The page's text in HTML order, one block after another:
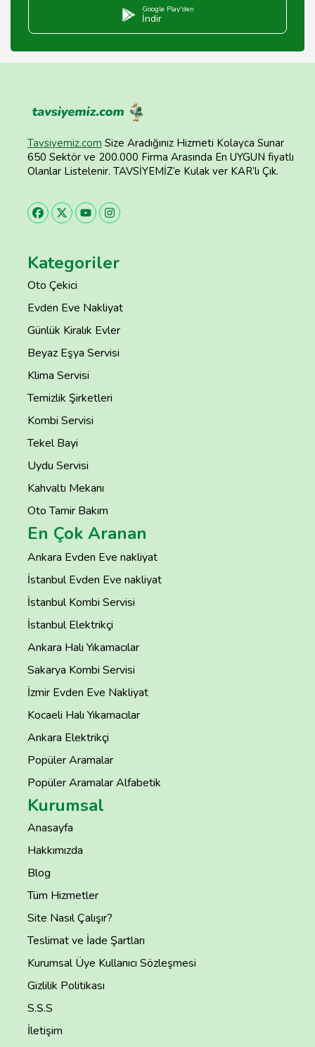
Google Play'den
İndir
Tavsiyemiz.com Size Aradığınız Hizmeti Kolayca Sunar
650 Sektör ve 200.000 Firma Arasında En UYGUN fiyatlı
Olanlar Listelenir. TAVSİYEMİZ’e Kulak ver KAR’lı Çık.
Kategoriler
Oto Çekici
Evden Eve Nakliyat
Günlük Kiralık Evler
Beyaz Eşya Servisi
Klima Servisi
Temizlik Şirketleri
Kombi Servisi
Tekel Bayi
Uydu Servisi
Kahvaltı Mekanı
Oto Tamir Bakım
En Çok Aranan
Ankara Evden Eve nakliyat
İstanbul Evden Eve nakliyat
İstanbul Kombi Servisi
İstanbul Elektrikçi
Ankara Halı Yıkamacılar
Sakarya Kombi Servisi
İzmir Evden Eve Nakliyat
Kocaeli Halı Yıkamacılar
Ankara Elektrikçi
Popüler Aramalar
Popüler Aramalar Alfabetik
Kurumsal
Anasayfa
Hakkımızda
Blog
Tüm Hizmetler
Site Nasıl Çalışır?
Teslimat ve İade Şartları
Kurumsal Üye Kullanıcı Sözleşmesi
Gizlilik Politikası
S.S.S
İletişim